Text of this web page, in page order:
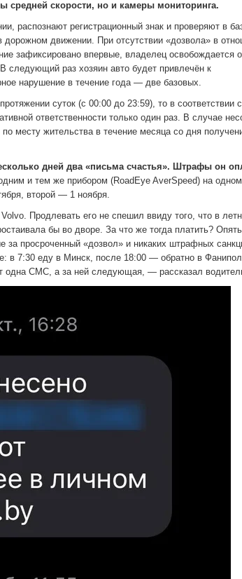
средней скорости, но и камеры мониторинга.
распознают регистрационный знак и проверяют в
движении. При отсутствии «дозвола» в
зафиксировано впервые, владелец освобождается
следующий раз хозяин авто будет привлечён к
нарушение в течение года — две базовых.
суток (с 00:00 до 23:59), то в соответствии с
ответственности только один раз. В случае
месту жительства в течение месяца со дня
дней два «письма счастья». Штрафы он
и тем же прибором (RoadEye AverSpeed) на
второй — 1 ноября.
Продлевать его не спешил ввиду того, что в
бы во дворе. За что же тогда платить?
просроченный «дозвол» и никаких штрафных
в 7:30 еду в Минск, после 18:00 — обратно в
одна СМС, а за ней следующая, — рассказал